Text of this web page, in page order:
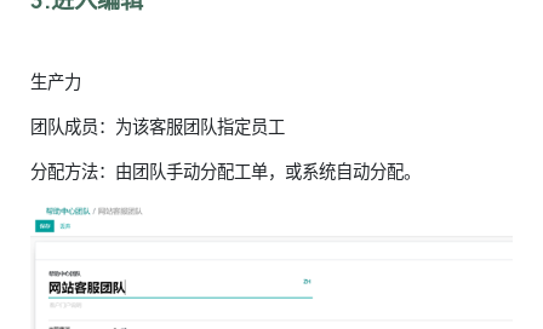
生产力
团队成员：为该客服团队指定员工
分配方法：由团队手动分配工单，或系统自动分配。